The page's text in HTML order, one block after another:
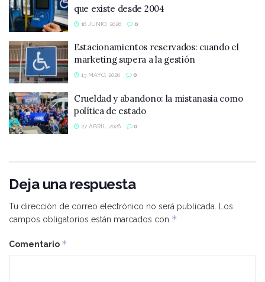
que existe desde 2004
16 JUNIO, 2026 0
Estacionamientos reservados: cuando el
marketing supera a la gestión
13 MAYO, 2026 0
Crueldad y abandono: la mistanasia como
política de estado
27 ABRIL, 2026 0
Deja una respuesta
Tu dirección de correo electrónico no será publicada. Los
campos obligatorios están marcados con *
Comentario *